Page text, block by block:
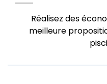
Réalisez des
meilleure